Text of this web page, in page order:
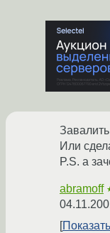
Или
P.S. а
abramoff